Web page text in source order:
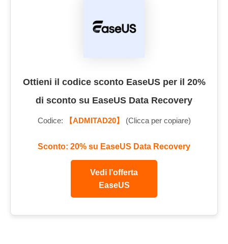
Ottieni il codice sconto EaseUS per il 20%
di sconto su EaseUS Data Recovery
Codice: 【ADMITAD20】 (Clicca per copiare)
Sconto: 20% su EaseUS Data Recovery
Vedi l’offerta
EaseUS